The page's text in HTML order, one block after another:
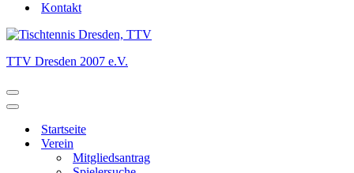
Kontakt
TTV Dresden 2007 e.V.
Navigationsmenü
Navigationsmenü
Startseite
Verein
Mitgliedsantrag